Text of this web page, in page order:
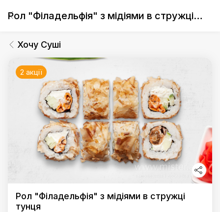
Рол "Філадельфія" з мідіями в стружці тунця
Хочу Суші
2 акції
Рол "Філадельфія" з мідіями в стружці
тунця